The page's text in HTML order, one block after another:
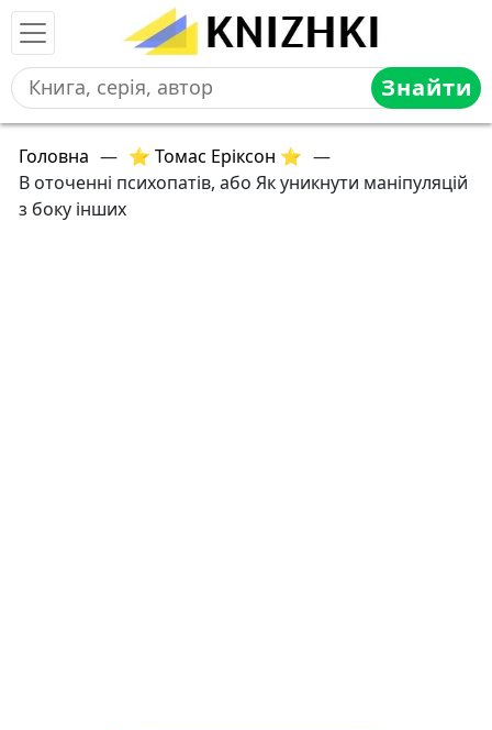
Знайти
Головна — ⭐ Томас Еріксон ⭐ —
В оточенні психопатів, або Як уникнути маніпуляцій
з боку інших